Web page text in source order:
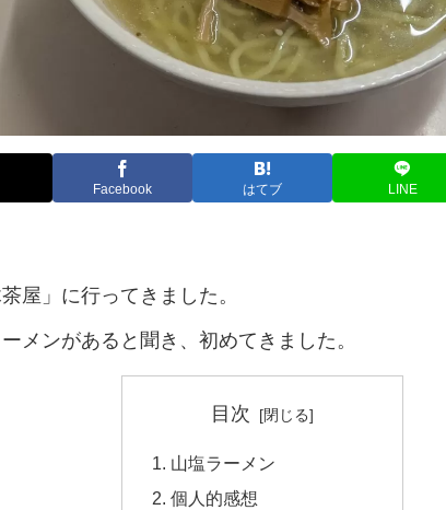
Facebook はてブ LINE
屋」に行ってきました。
メンがあると聞き、初めてきました。
目次
山塩ラーメン
個人的感想